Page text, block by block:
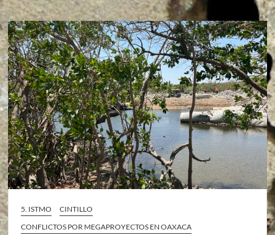
5. ISTMO
CINTILLO
CONFLICTOS POR MEGAPROYECTOS EN OAXACA